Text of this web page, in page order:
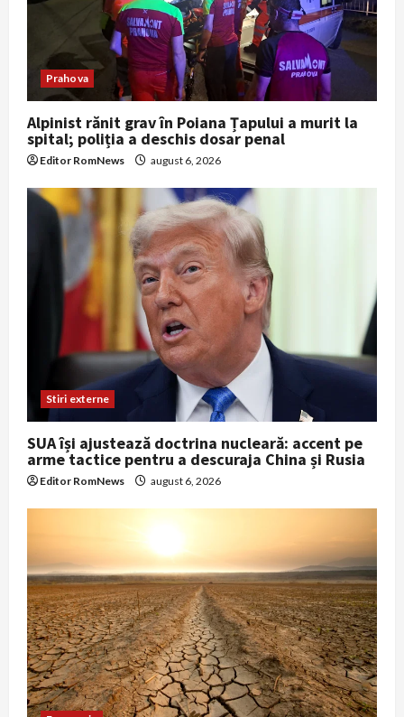
Prahova
Alpinist rănit grav în Poiana Țapului a murit la
spital; poliția a deschis dosar penal
Editor RomNews august 6, 2026
Stiri externe
SUA își ajustează doctrina nucleară: accent pe
arme tactice pentru a descuraja China și Rusia
Editor RomNews august 6, 2026